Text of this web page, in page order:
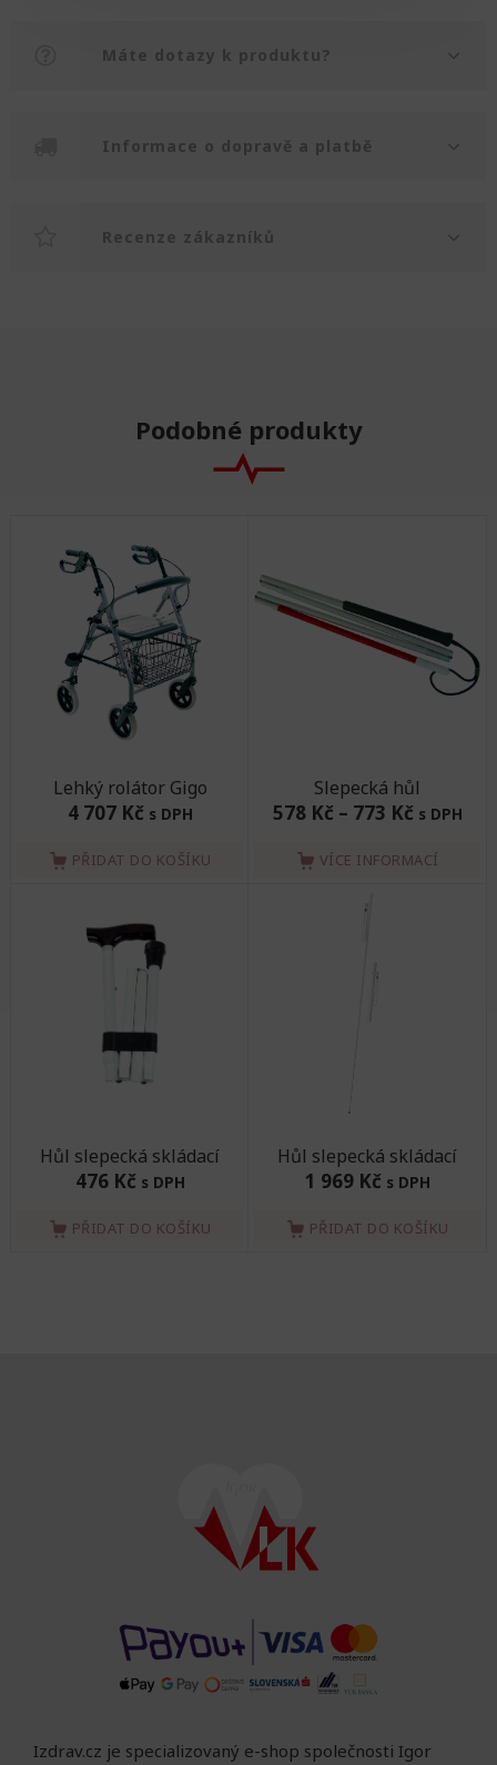
Máte dotazy k produktu?
Informace o dopravě a platbě
Recenze zákazníků
Podobné produkty
Lehký rolátor Gigo
4 707 Kč s DPH
PŘIDAT DO KOŠÍKU
Slepecká hůl
578 Kč– 773 Kč s DPH
VÍCE INFORMACÍ
Hůl slepecká skládací
476 Kč s DPH
PŘIDAT DO KOŠÍKU
Hůl slepecká skládací
1 969 Kč s DPH
PŘIDAT DO KOŠÍKU
Izdrav.cz je specializovaný e-shop společnosti Igor